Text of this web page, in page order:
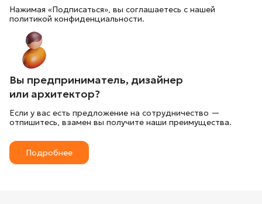
Нажимая «Подписаться», вы соглашаетесь с нашей
политикой конфиденциальности.
Вы предприниматель, дизайнер
или архитектор?
Если у вас есть предложение на сотрудничество —
отпишитесь, взамен вы получите наши преимущества.
Подробнее